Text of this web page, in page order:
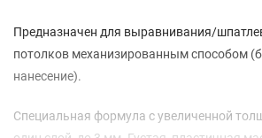
Предназначен для выравнивания/
потолков механизированным способом
нанесение).
Специальная формула с увеличенной